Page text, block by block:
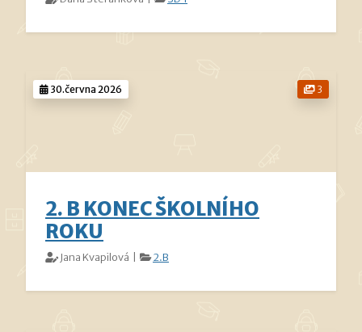
3
30.června 2026
2. B KONEC ŠKOLNÍHO
ROKU
Jana Kvapilová | 2.B